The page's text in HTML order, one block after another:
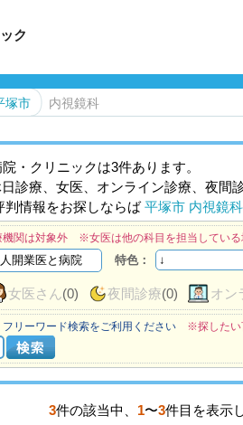
ク
塚市 内視鏡科
・クリニックは3件あります。
診療、女医、オンライン診療、夜
判情報をお探しならば平塚市 内視鏡
関は対象外 ※女医は他の科目を担当している
特色：
女医さん(0) 夜間診療(0) オン
リーワード検索をご利用ください ※探したい
3件の該当中、 1〜3件目を表示